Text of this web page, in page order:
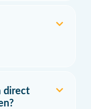
direct